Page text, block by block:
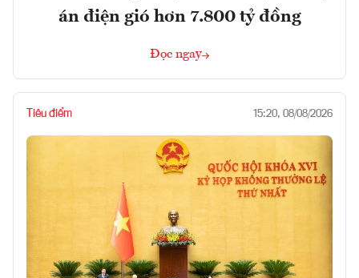
án điện gió hơn 7.800 tỷ đồng
Đọc ngay
Tiêu điểm 15:20, 08/08/2026